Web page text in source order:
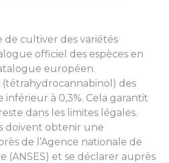
de cultiver des variétés
officiel des espèces en
européen.
(tétrahydrocannabinol) des
inférieur à 0,3%. Cela garantit
dans les limites légales.
doivent obtenir une
de l’Agence nationale de
(ANSES) et se déclarer auprès